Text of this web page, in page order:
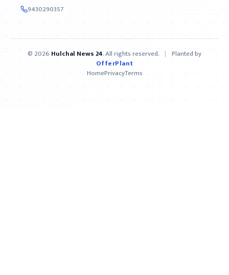
9430290357
© 2026 Hulchal News 24. All rights reserved. | Planted by
OfferPlant
HomePrivacyTerms